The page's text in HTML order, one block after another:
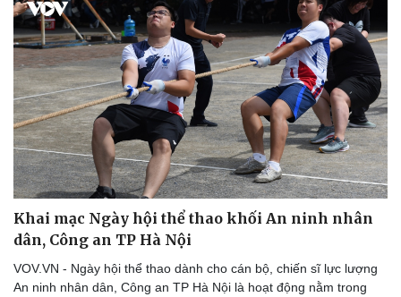
Khai mạc Ngày hội thể thao khối An ninh nhân
dân, Công an TP Hà Nội
VOV.VN - Ngày hội thể thao dành cho cán bộ, chiến sĩ lực lượng
An ninh nhân dân, Công an TP Hà Nội là hoạt động nằm trong